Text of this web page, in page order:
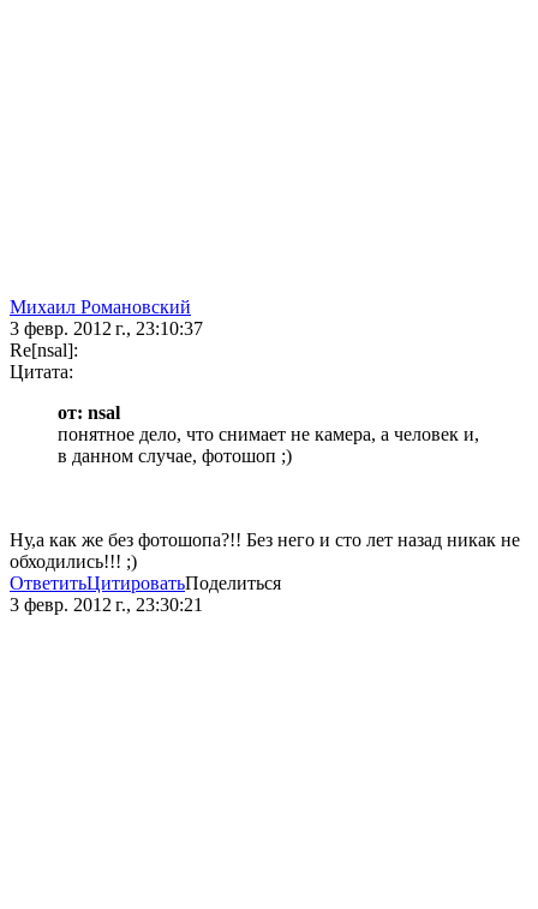
Михаил Романовский
3 февр. 2012 г., 23:10:37
Re[nsal]:
Цитата:
от: nsal
понятное дело, что снимает не камера, а человек и,
в данном случае, фотошоп ;)
Ну,а как же без фотошопа?!! Без него и сто лет назад никак не
обходились!!! ;)
ОтветитьЦитироватьПоделиться
3 февр. 2012 г., 23:30:21